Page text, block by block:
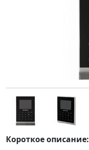
Короткое описание: